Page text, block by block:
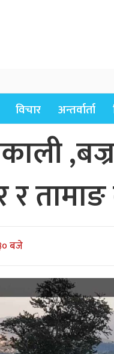
विचार अन्तर्वार्ता
बजे